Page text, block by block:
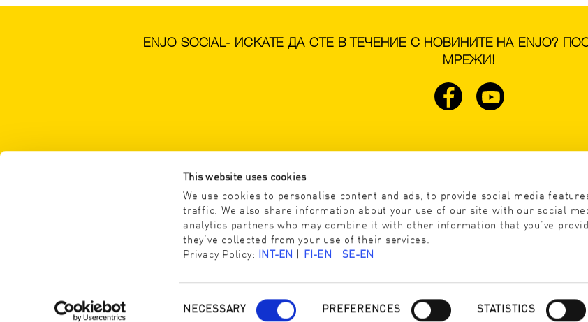
This website uses cookies
We use cookies to personalise content and ads, to provide social media
traffic. We also share information about your use of our site with our social
analytics partners who may combine it with other information that you’ve
they’ve collected from your use of their services.
Privacy Policy: INT-EN FI-EN SE-EN
Selection
NECESSARY PREFERENCES STATISTICS
ENJO SOCIAL- ИСКАТЕ ДА СТЕ В ТЕЧЕНИЕ С НОВИНИТЕ НА ENJO?
МРЕЖИ!
Контакт
Диадом ООД-
Ул. Петър Парчевич 2
офис 202
4000 Пловдив,